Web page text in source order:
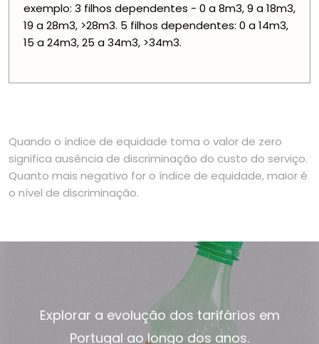
exemplo: 3 filhos dependentes - 0 a 8m3, 9 a 18m3,
19 a 28m3, >28m3. 5 filhos dependentes: 0 a 14m3,
15 a 24m3, 25 a 34m3, >34m3.
Quando o índice de equidade toma o valor de zero
significa ausência de discriminação do custo do serviço.
Quanto mais negativo for o índice de equidade, maior é
o nível de discriminação.
Explorar a evolução dos tarifários em
Portugal ao longo dos anos.